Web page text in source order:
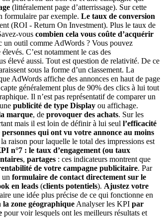
(littéralement page d’atterrissage). Sur cette
formulaire par exemple. Le taux de conversion
(ROI - Return On Investment). Plus le taux de
vous combien cela vous coûte d’acquérir
un outil comme AdWords ? Vous pouvez
C’est notamment le cas des
élevé aussi. Tout est question de relativité. De ce
sous la forme d’un classement. La
AdWords affiche des annonces en haut de page
généralement plus de 90% des clics à lui tout
Il n’est pas représentatif de comparer un
publicité de type Display ou affichage.
marque, de provoquer des achats. Sur les
mais il est loin de définir à lui seul l’efficacité
qui ont vu votre annonce au moins
raison pour laquelle le total des impressions est
n°7 : le taux d’engagement (ou taux
, partages : ces indicateurs montrent que
de votre campagne publicitaire. Par
un formulaire de contact directement sur le
en leads (clients potentiels). Ajustez votre
une idée plus précise de ce qui fonctionne en
la zone géographiqueAnalyser les KPI par
pour voir lesquels ont les meilleurs résultats et